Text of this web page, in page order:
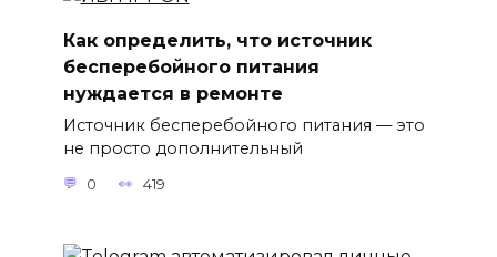
Как определить, что источник
бесперебойного питания
нуждается в ремонте
Источник бесперебойного питания — это
не просто дополнительный
0 419